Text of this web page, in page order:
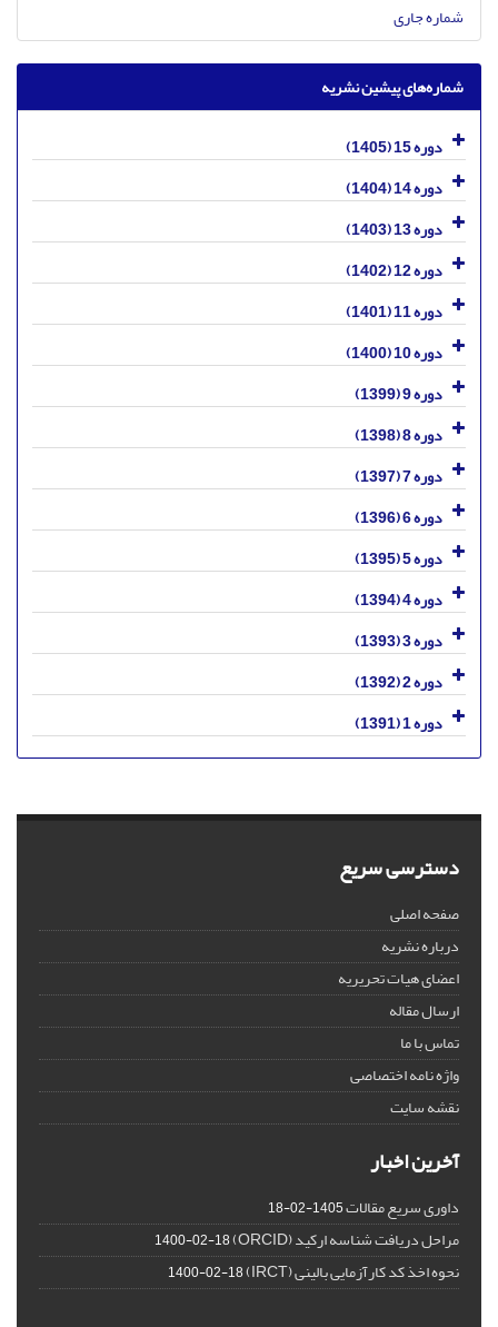
شماره جاری
شماره‌های پیشین نشریه
دوره 15 (1405)
دوره 14 (1404)
دوره 13 (1403)
دوره 12 (1402)
دوره 11 (1401)
دوره 10 (1400)
دوره 9 (1399)
دوره 8 (1398)
دوره 7 (1397)
دوره 6 (1396)
دوره 5 (1395)
دوره 4 (1394)
دوره 3 (1393)
دوره 2 (1392)
دوره 1 (1391)
دسترسی سریع
صفحه اصلی
درباره نشریه
اعضای هیات تحریریه
ارسال مقاله
تماس با ما
واژه نامه اختصاصی
نقشه سایت
آخرین اخبار
داوری سریع مقالات1405-02-18
مراحل دریافت شناسه ارکید (ORCID) 1400-02-18
نحوه اخذ کد کارآزمایی بالینی (IRCT) 1400-02-18